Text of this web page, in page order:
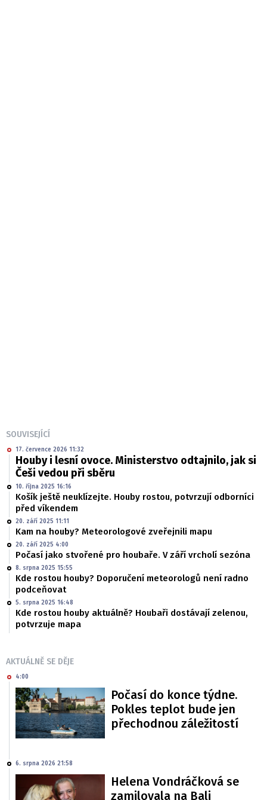
SOUVISEJÍCÍ
17. července 2026 11:32
Houby i lesní ovoce. Ministerstvo odtajnilo, jak si
Češi vedou při sběru
10. října 2025 16:16
Košík ještě neuklízejte. Houby rostou, potvrzují odborníci
před víkendem
20. září 2025 11:11
Kam na houby? Meteorologové zveřejnili mapu
20. září 2025 4:00
Počasí jako stvořené pro houbaře. V září vrcholí sezóna
8. srpna 2025 15:55
Kde rostou houby? Doporučení meteorologů není radno
podceňovat
5. srpna 2025 16:48
Kde rostou houby aktuálně? Houbaři dostávají zelenou,
potvrzuje mapa
AKTUÁLNĚ SE DĚJE
4:00
Počasí do konce týdne.
Pokles teplot bude jen
přechodnou záležitostí
6. srpna 2026 21:58
Helena Vondráčková se
zamilovala na Bali